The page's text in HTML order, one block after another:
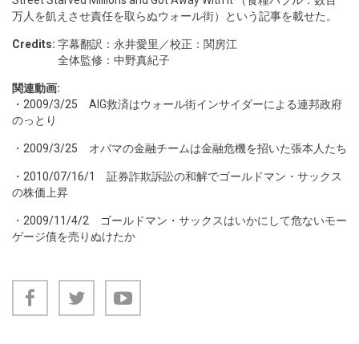
万人を飢えさせ責任を取らぬウォール街）という記事を載せた。
Credits: 字幕翻訳：永井愛里／校正：関房江
全体監修：中野真紀子
関連動画:
・ 2009/3/25 AIG救済はウォール街インサイダーによる連邦政府
のっとり
・ 2009/3/25 オバマの金融チームは金融危機を招いた張本人たち
・ 2010/07/16/1
証券詐欺訴訟の和解でゴールドマン・サックス
の株価上昇
・ 2009/11/4/2 ゴールドマン・サックスはいかにして危ないモー
ゲージ債を売りぬけたか